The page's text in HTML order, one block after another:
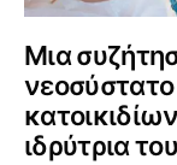
Μια
ιδρύτρια